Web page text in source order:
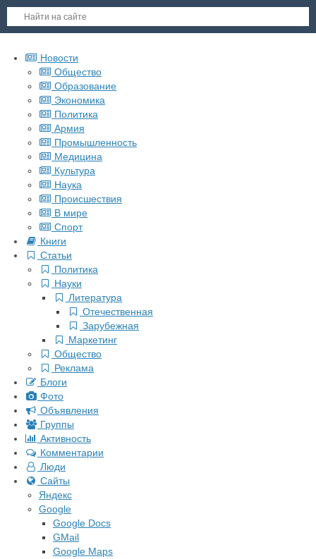
Новости
Общество
Образование
Экономика
Политика
Армия
Промышленность
Медицина
Культура
Наука
Происшествия
В мире
Спорт
Книги
Статьи
Политика
Науки
Литература
Отечественная
Зарубежная
Маркетинг
Общество
Реклама
Блоги
Фото
Объявления
Группы
Активность
Комментарии
Люди
Сайты
Яндекс
Google
Google Docs
GMail
Google Maps